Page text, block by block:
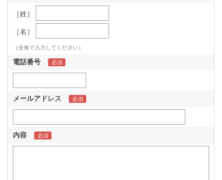
［姓］
［名］
（全角で入力してください）
電話番号
メールアドレス
内容